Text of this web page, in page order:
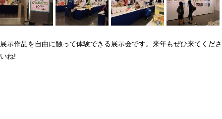
展示作品を自由に触って体験できる展示会です。来年もぜひ来てくださ
いね!